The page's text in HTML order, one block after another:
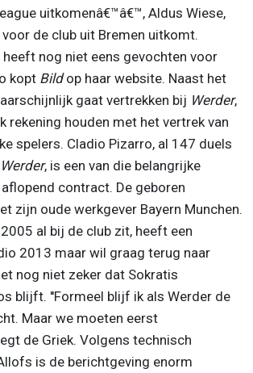
uitkomenâ€™â€™, Aldus Wiese,
de club uit Bremen uitkomt.
heeft nog niet eens gevochten voor
kopt Bildop haar website. Naast het
gaat vertrekken bij Werder,
rekening houden met het vertrek van
spelers. Cladio Pizarro, al 147 duels
Werder, is een van die belangrijke
contract. De geboren
zijn oude werkgever Bayern Munchen.
al bij de club zit, heeft een
2013 maar wil graag terug naar
nog niet zeker dat Sokratis
blijft. ''Formeel blijf ik als Werder de
Maar we moeten eerst
de Griek. Volgens technisch
is de berichtgeving enorm